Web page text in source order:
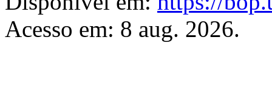
Acesso em: 8 aug. 2026.